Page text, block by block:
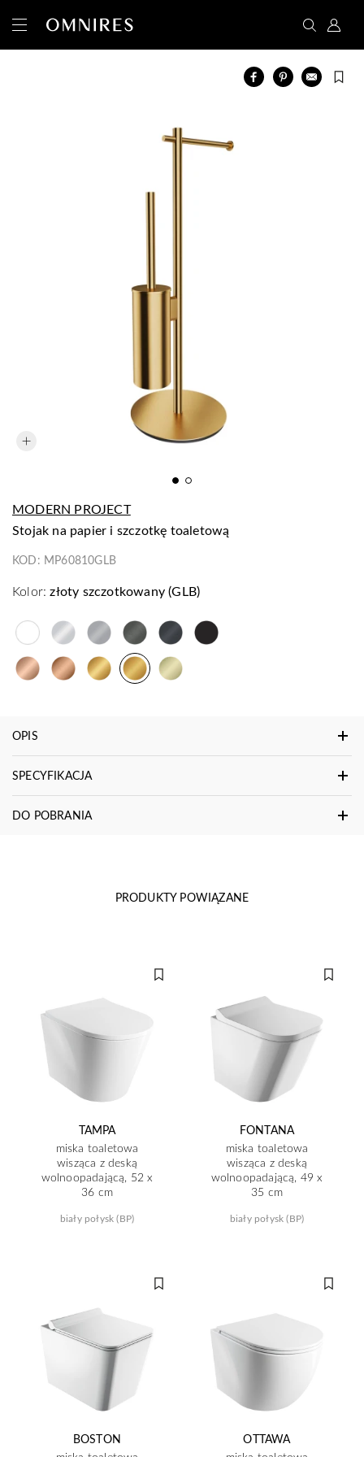
MODERN PROJECT
stojak na papier i szczotkę toaletową
KOD: MP60810GLB
Kolor: złoty szczotkowany (GLB)
OPIS
SPECYFIKACJA
DO POBRANIA
PRODUKTY POWIĄZANE
TAMPA
miska toaletowa
wisząca z deską
wolnoopadającą, 52 x
36 cm
biały połysk (BP)
FONTANA
miska toaletowa
wisząca z deską
wolnoopadającą, 49 x
35 cm
biały połysk (BP)
BOSTON
OTTAWA